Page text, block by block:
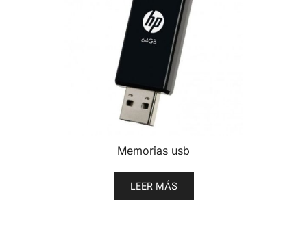
Memorias usb
LEER MÁS